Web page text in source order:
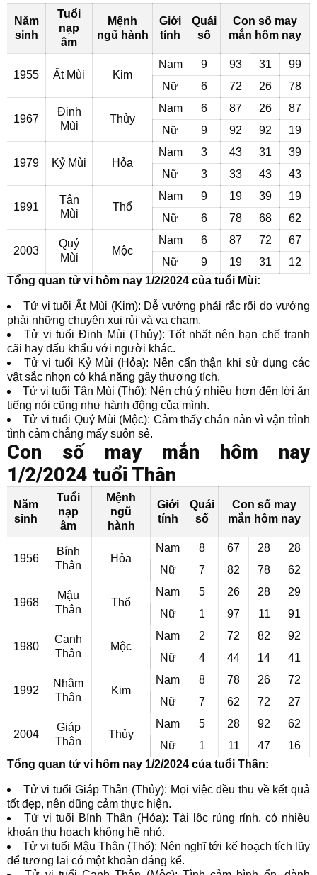
Năm
sinh
Tuổi
nạp
âm
Mệnh
ngũ hành
Giới
tính
Quái
số
Con số may
mắn hôm nay
1955 Ất Mùi Kim
Nam 9 93 31
99
Nữ
6 72 26 78
1967
Đinh
Mùi
Thủy
Nam 6 87 26
87
Nữ
9 92 92 19
1979 Kỷ Mùi Hỏa
Nam 3 43 31
39
Nữ
3 33 43 43
1991
Tân
Mùi
Thổ
Nam 9 19 39
19
Nữ
6 78 68 62
2003
Quý
Mùi
Mộc
Nam 6 87 72
67
Nữ
9 19 31
12
Tổng quan tử vi hôm nay 1/2/2024 của tuổi Mùi:
Tử vi tuổi Ất Mùi (Kim): Dễ vướng phải rắc rối do vướng
phải những chuyện xui rủi và va chạm.
Tử vi tuổi Đinh Mùi (Thủy): Tốt nhất nên hạn chế tranh
cãi hay đấu khẩu với người khác.
Tử vi tuổi Kỷ Mùi (Hỏa): Nên cẩn thận khi sử dụng các
vật sắc nhọn có khả năng gây thương tích.
Tử vi tuổi Tân Mùi (Thổ): Nên chú ý nhiều hơn đến lời ăn
tiếng nói cũng như hành động của mình.
Tử vi tuổi Quý Mùi (Mộc): Cảm thấy chán nản vì vận trình
tình cảm chẳng mấy suôn sẻ.
Con số may mắn hôm nay
1/2/2024 tuổi Thân
Năm
sinh
Tuổi
nạp
âm
Mệnh
ngũ
hành
Giới
tính
Quái
số
Con số may
mắn hôm nay
1956
Bính
Thân
Hỏa
Nam 8 67 28
28
Nữ
7 82 78 62
1968
Mậu
Thân
Thổ
Nam 5 26 28
29
Nữ
1 97 11 91
1980
Canh
Thân
Mộc
Nam 2 72 82
92
Nữ
4 44 14 41
1992
Nhâm
Thân
Kim
Nam 8 78 26
72
Nữ
7 62 72 27
2004
Giáp
Thân
Thủy
Nam 5 28 92
62
Nữ
1 11 47
16
Tổng quan tử vi hôm nay 1/2/2024 của tuổi Thân:
Tử vi tuổi Giáp Thân (Thủy): Mọi việc đều thu về kết quả
tốt đẹp, nên dũng cảm thực hiện.
Tử vi tuổi Bính Thân (Hỏa): Tài lộc rủng rỉnh, có nhiều
khoản thu hoạch không hề nhỏ.
Tử vi tuổi Mậu Thân (Thổ): Nên nghĩ tới kế hoạch tích lũy
để tương lai có một khoản đáng kể.